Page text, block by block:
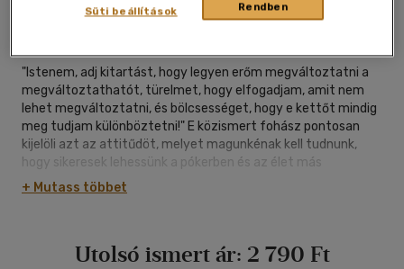
Jaffa Kiadó És Kereskedelmi Kft|2008|magyar nyelvű
"Istenem, adj kitartást, hogy legyen erőm megváltoztatni a
megváltoztathatót, türelmet, hogy elfogadjam, amit nem
lehet megváltoztatni, és bölcsességet, hogy e kettőt mindig
meg tudjam különböztetni!" E közismert fohász pontosan
kijelöli azt az attitűdöt, melyet magunkénak kell tudnunk,
hogy sikeresek lehessünk a pókerben és az élet más
területein egyaránt. Hogy mit jelentenek a fohász szavai a
hold-em nyelvére lefordítva? Erős kezeinkkel igyekezzünk
megmenti a river! Mindig vegyük észre, hogy melyek azok a
+ Mutass többet
Utolsó ismert ár: 2 790 Ft
Rendben
Süti beállítások